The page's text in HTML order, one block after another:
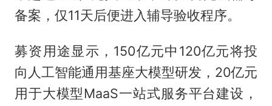
备案，仅11天后便进入辅导验收程序。
募资用途显示，150亿元中120亿元将投
向人工智能通用基座大模型研发，20亿元
用于大模型MaaS一站式服务平台建设，